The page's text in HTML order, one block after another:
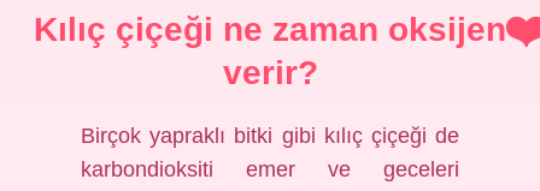
Kılıç çiçeği ne zaman oksijen
verir?
Birçok yapraklı bitki gibi kılıç çiçeği de
karbondioksiti emer ve geceleri